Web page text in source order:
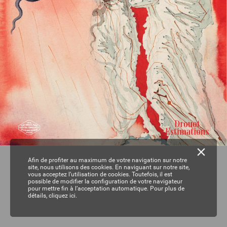
Afin de profiter au maximum de votre navigation sur notre
site, nous utilisons des cookies. En naviguant sur notre site,
vous acceptez l’utilisation de cookies. Toutefois, il est
possible de modifier la configuration de votre navigateur
pour mettre fin à l’acceptation automatique. Pour plus de
détails, cliquez ici.